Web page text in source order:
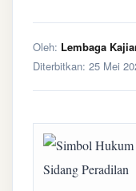
Oleh: Lembaga
Diterbitkan: 25 Mei